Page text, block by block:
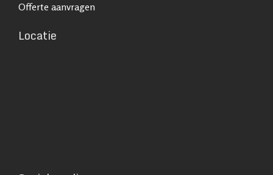
Offerte aanvragen
Locatie